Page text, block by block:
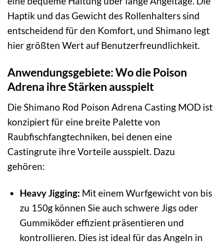
Haptik und das Gewicht des Rollenhalters sind
entscheidend für den Komfort, und Shimano legt
hier größten Wert auf Benutzerfreundlichkeit.
Anwendungsgebiete: Wo die Poison
Adrena ihre Stärken ausspielt
Die Shimano Rod Poison Adrena Casting MOD ist
konzipiert für eine breite Palette von
Raubfischfangtechniken, bei denen eine
Castingrute ihre Vorteile ausspielt. Dazu
gehören:
Heavy Jigging: Mit einem Wurfgewicht von bis
zu 150g können Sie auch schwere Jigs oder
Gummiköder effizient präsentieren und
kontrollieren. Dies ist ideal für das Angeln in